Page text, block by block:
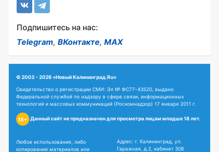
Подпишитесь на нас:
Telegram, ВКонтакте, MAX
© 2003 - 2026 «Новый Калининград.Ru»
Свидетельство о регистрации СМИ: Эл № ФС77-43520, выдано
Федеральной службой по надзору в сфере связи, информационных
технологий и массовых коммуникаций (Роскомнадзор) 17 января 2011 г.
18+ Данный сайт не предназначен для просмотра лицам младше 18 лет.
Любое использование, либо
копирование материалов или
Адрес: г. Калининград, ул.
Гаражная, д.2, кабинет 308